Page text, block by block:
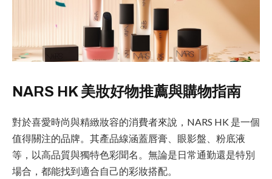
NARS HK 美妝好物推薦與購物指南
對於喜愛時尚與精緻妝容的消費者來說，NARS HK 是一個
值得關注的品牌。其產品線涵蓋唇膏、眼影盤、粉底液
等，以高品質與獨特色彩聞名。無論是日常通勤還是特別
場合，都能找到適合自己的彩妝搭配。